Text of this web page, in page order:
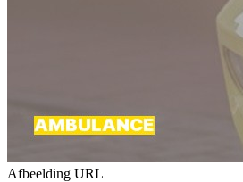
Afbeelding URL